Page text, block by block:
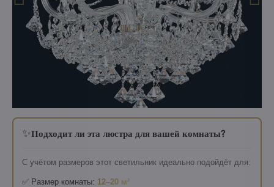
✨Подходит ли эта люстра для вашей комнаты?
С учётом размеров этот светильник идеально подойдёт для:
✅ Размер комнаты: 12–20 м²